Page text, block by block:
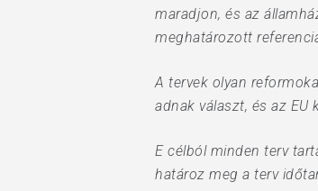
maradjon, és az
meghatározott
A tervek olyan
adnak választ, és az EU
E célból minden terv
határoz meg a terv